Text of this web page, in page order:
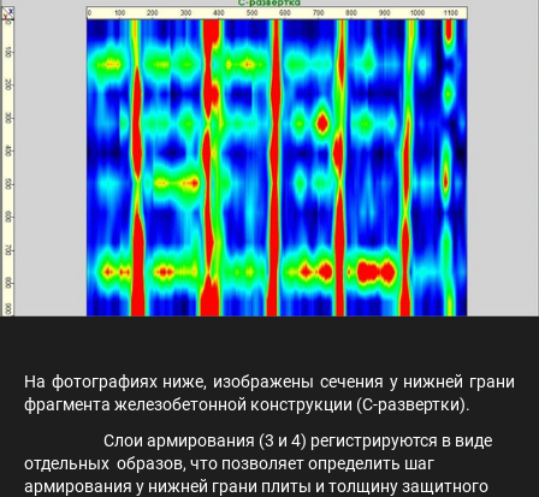
На фотографиях ниже, изображены сечения у нижней грани
фрагмента железобетонной конструкции (С-развертки).
Слои армирования (3 и 4) регистрируются в виде
отдельных образов, что позволяет определить шаг
армирования у нижней грани плиты и толщину защитного